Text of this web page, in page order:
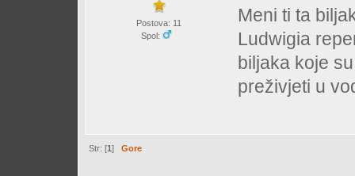
Postova: 11
Spol:
Meni ti ta
Ludwigia
biljaka koje
preživjeti u
Str: [1]Gore